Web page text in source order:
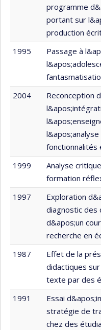
programme
portant sur
production
1995
Passage à
2004
Reconception
fonctionnalités
1999
Analyse
formation
1997
Exploration
diagnostic des
d&apos;un
recherche en
1987
Effet de la
didactiques
texte par des
1991
Essai
stratégie de
chez des